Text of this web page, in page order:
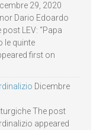
29, 2020
Dario Edoardo
LEV: “Papa
le quinte
first on
Dicembre
The post
appeared